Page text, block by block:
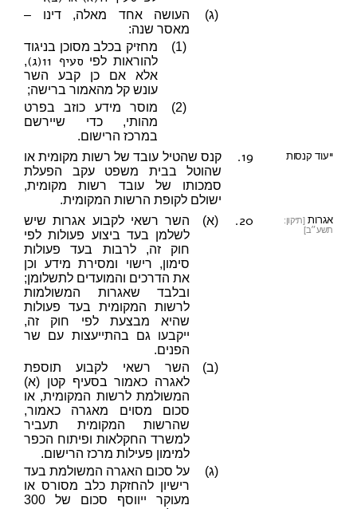
(ג)
העושה אחד מאלה, דינו –
מאסר שנה:
(1)
מחזיק בכלב מסוכן בניגוד
להוראות לפי סעיף 11(ג)
,
אלא אם כן קבע השר
עונש קל מהאמור ברישה;
(2)
מוסר מידע כוזב בפרט
מהותי, כדי שיירשם
במרכז הרישום.
19. ייעוד קנסות
קנס שהטיל עובד של רשות מקומית או
שהוטל בבית משפט עקב הפעלת
סמכותו של עובד רשות מקומית,
ישולם לקופת הרשות המקומית.
20. אגרות[תיקון:
תשע״ב]
(א)
השר רשאי לקבוע אגרות שיש
לשלמן בעד ביצוע פעולות לפי
חוק זה, לרבות בעד פעולות
סימון, רישוי ומסירת מידע וכן
את הדרכים והמועדים לתשלומן;
ובלבד שאגרות המשולמות
לרשות המקומית בעד פעולות
שהיא מבצעת לפי חוק זה,
ייקבעו גם בהתייעצות עם שר
הפנים.
(ב)
השר רשאי לקבוע תוספת
לאגרה כאמור בסעיף קטן (א)
המשולמת לרשות המקומית, או
סכום מסוים מאגרה כאמור,
שהרשות המקומית תעביר
למשרד החקלאות ופיתוח הכפר
למימון פעילות מרכז הרישום.
(ג)
על סכום האגרה המשולמת בעד
רישיון להחזקת כלב מסורס או
מעוקר ייווסף סכום של 300